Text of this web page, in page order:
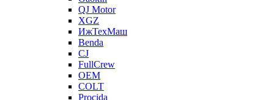
QJ Motor
XGZ
ИжТехМаш
Benda
CJ
FullCrew
OEM
COLT
Procida